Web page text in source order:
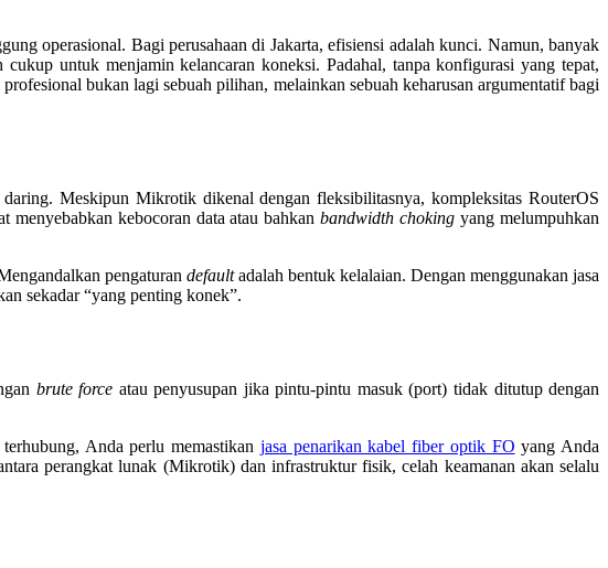
operasional. Bagi perusahaan di Jakarta, efisiensi adalah kunci. Namun, banyak
untuk menjamin kelancaran koneksi. Padahal, tanpa konfigurasi yang tepat,
profesional bukan lagi sebuah pilihan, melainkan sebuah keharusan argumentatif bagi
Meskipun Mikrotik dikenal dengan fleksibilitasnya, kompleksitas RouterOS
menyebabkan kebocoran data atau bahkanbandwidth choking yang melumpuhkan
pengaturan defaultadalah bentuk kelalaian. Dengan menggunakan jasa
sekadar “yang penting konek”.
brute force atau penyusupan jika pintu-pintu masuk (port) tidak ditutup dengan
Anda perlu memastikan jasa penarikan kabel fiber optik FO yang Anda
perangkat lunak (Mikrotik) dan infrastruktur fisik, celah keamanan akan selalu